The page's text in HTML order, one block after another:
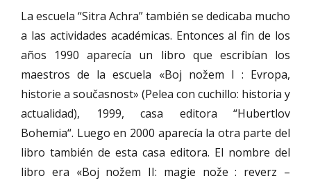
La escuela “Sitra Achra” también se dedicaba mucho
a las actividades académicas. Entonces al fin de los
años 1990 aparecía un libro que escribían los
maestros de la escuela «Boj nožem I : Evropa,
historie a současnost» (Pelea con cuchillo: historia y
actualidad), 1999, casa editora “Hubertlov
Bohemia“. Luego en 2000 aparecía la otra parte del
libro también de esta casa editora. El nombre del
libro era «Boj nožem II: magie nože : reverz –